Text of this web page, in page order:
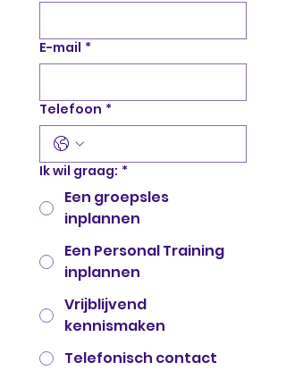
E-mail *
Telefoon *
Ik wil graag: *
Een groepsles
inplannen
Een Personal Training
inplannen
Vrijblijvend
kennismaken
Telefonisch contact